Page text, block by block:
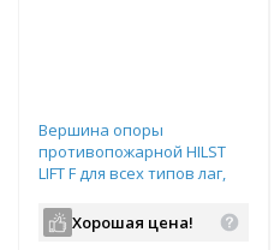
Вершина опоры
противопожарной HILST
LIFT F для всех типов лаг,
Хорошая цена!